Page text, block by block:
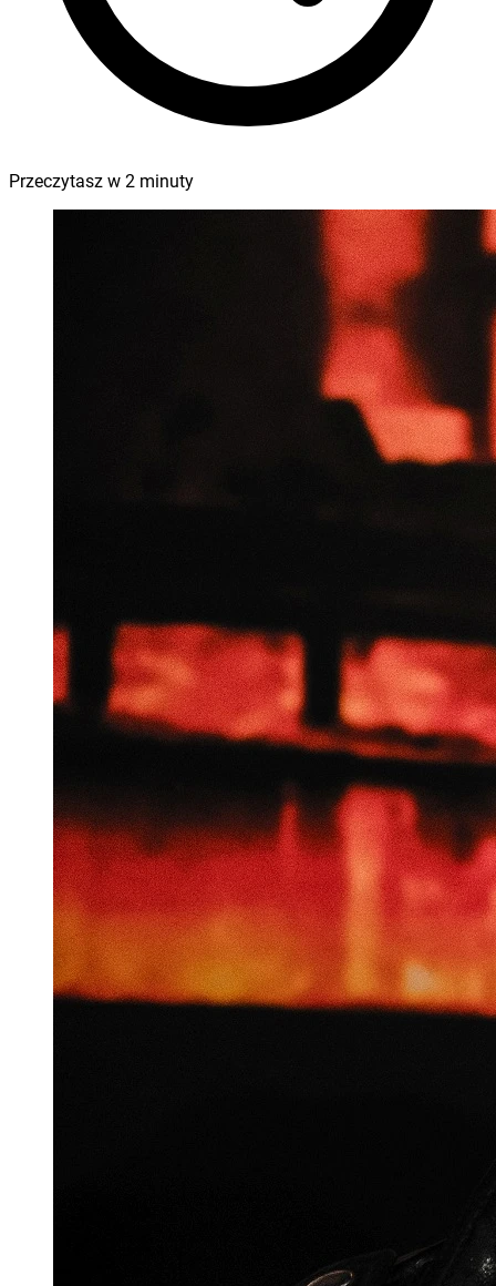
Przeczytasz w 2 minuty